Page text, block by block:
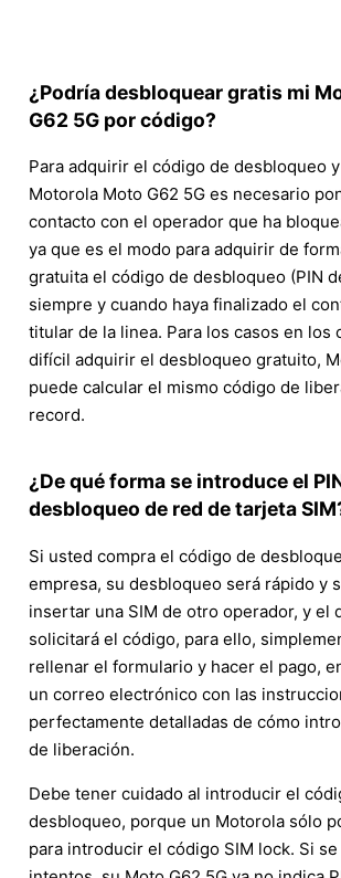
¿Podría desbloquear gratis mi
G62 5G por código?
Para adquirir el código de desbloqueo
Motorola Moto G62 5G es necesario
contacto con el operador que ha
ya que es el modo para adquirir de
gratuita el código de desbloqueo (PIN
siempre y cuando haya finalizado el
titular de la linea. Para los casos en los
difícil adquirir el desbloqueo gratuito,
puede calcular el mismo código de
record.
¿De qué forma se introduce el
desbloqueo de red de tarjeta
Si usted compra el código de
empresa, su desbloqueo será rápido y
insertar una SIM de otro operador, y el
solicitará el código, para ello,
rellenar el formulario y hacer el pago,
un correo electrónico con las
perfectamente detalladas de cómo
de liberación.
Debe tener cuidado al introducir el
desbloqueo, porque un Motorola sólo
para introducir el código SIM lock. Si